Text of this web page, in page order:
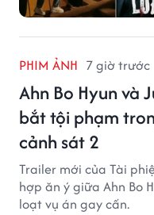
PHIM ẢNH 7 giờ trước
Ahn Bo Hyun và
bắt tội phạm
cảnh sát 2
Trailer mới của Tài
hợp ăn ý giữa Ahn Bo
loạt vụ án gay cấn.